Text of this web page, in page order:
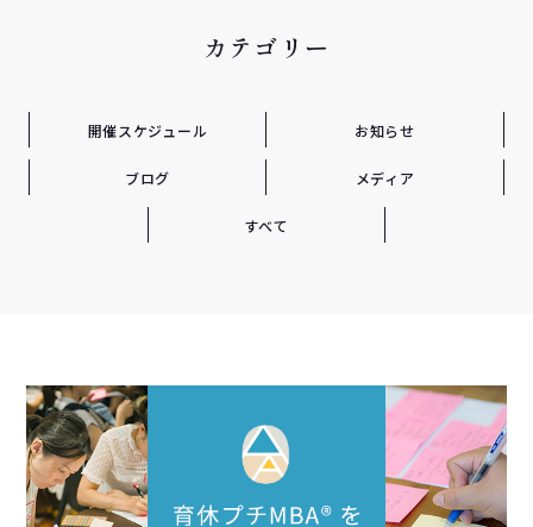
カテゴリー
開催スケジュール お知らせ
ブログ メディア
すべて